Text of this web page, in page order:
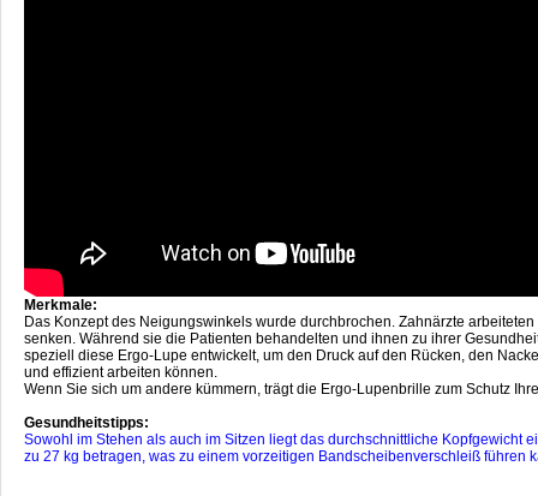
Merkmale:
Das Konzept des Neigungswinkels wurde durchbrochen. Zahnärzte
senken. Während sie die Patienten behandelten und ihnen zu ihrer
speziell diese Ergo-Lupe entwickelt, um den Druck auf den Rücken, den
und effizient arbeiten können.
Wenn Sie sich um andere kümmern, trägt die Ergo-Lupenbrille zum Schutz
Gesundheitstipps:
Sowohl im Stehen als auch im Sitzen liegt das durchschnittliche Kopfgewicht
zu 27 kg betragen, was zu einem vorzeitigen Bandscheibenverschleiß führen